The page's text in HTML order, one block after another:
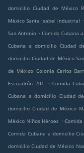
domicilio Ciudad de México
México Santa Isabel Industrial .
San Antonio . Comida Cubana
Cubana a domicilio Ciudad
domicilio Ciudad de México
de México Colonia Carlos
Escuadrón 201
. Comida
Cubana a domicilio Ciudad
domicilio Ciudad de México
México Niños Héroes .
Comida Cubana a domicilio
domicilio Ciudad de México